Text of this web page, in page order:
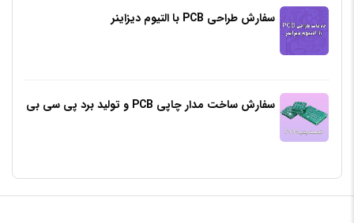
سفارش طراحی PCB با التیوم دیزاینر
سفارش ساخت مدار چاپی PCB و تولید برد پی سی بی